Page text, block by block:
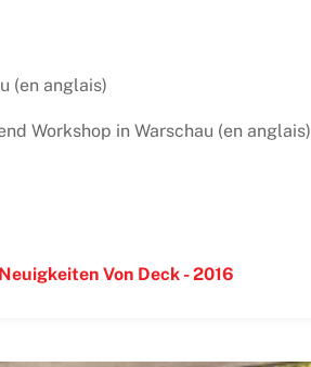
(en anglais)
Workshop in Warschau (en anglais)
Von Deck - 2016